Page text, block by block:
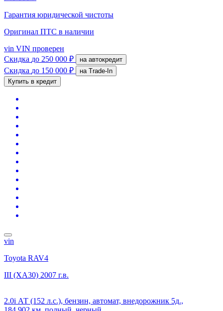
Гарантия юридической чистоты
Оригинал ПТС в наличии
vin VIN проверен
Скидка до 250 000 ₽ на автокредит
Скидка до 150 000 ₽
на Trade-In
Купить в кредит
vin
Toyota RAV4
III (XA30) 2007 г.в.
2.0i АТ (152 л.с.), бензин, автомат, внедорожник 5д.,